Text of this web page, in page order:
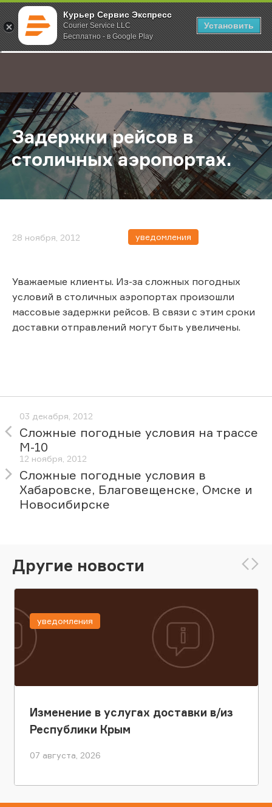
Курьер Сервис Экспресс
Courier Service LLC
Бесплатно - в Google Play
Установить
;
Главная О компании Новости Задержки рейсов в столичных
Задержки рейсов в
столичных аэропортах.
28 ноября, 2012 уведомления
Уважаемые клиенты. Из-за сложных погодных
условий в столичных аэропортах произошли
массовые задержки рейсов. В связи с этим сроки
доставки отправлений могут быть увеличены.
03 декабря, 2012
Сложные погодные условия на трассе
М-10
12 ноября, 2012
Сложные погодные условия в
Хабаровске, Благовещенске, Омске и
Новосибирске
Другие новости
Изменение в услугах доставки в/из
Республики Крым
07 августа, 2026
уведомления